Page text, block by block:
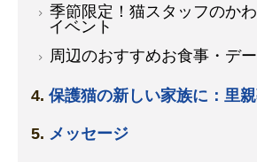
季節限定！猫スタッフのか
イベント
周辺のおすすめお食事・デ
保護猫の新しい家族に：里
メッセージ